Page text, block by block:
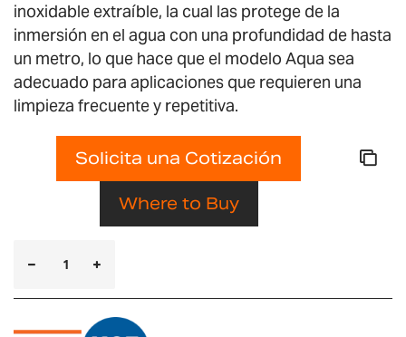
inoxidable extraíble, la cual las protege de la
inmersión en el agua con una profundidad de hasta
un metro, lo que hace que el modelo Aqua sea
adecuado para aplicaciones que requieren una
limpieza frecuente y repetitiva.
Solicita una Cotización
Where to Buy